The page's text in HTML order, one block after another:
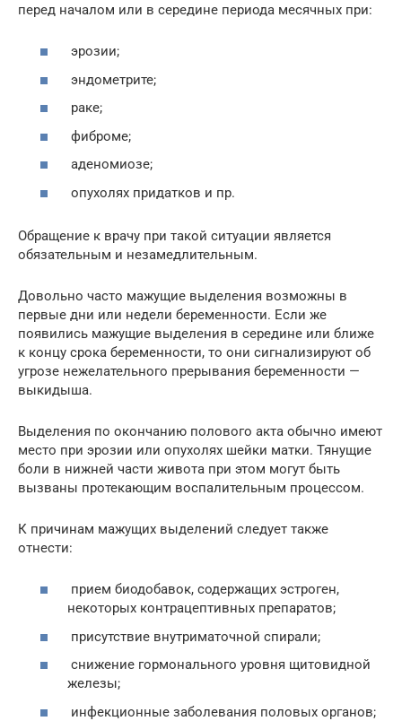
перед началом или в середине периода месячных при:
эрозии;
эндометрите;
раке;
фиброме;
аденомиозе;
опухолях придатков и пр.
Обращение к врачу при такой ситуации является
обязательным и незамедлительным.
Довольно часто мажущие выделения возможны в
первые дни или недели беременности. Если же
появились мажущие выделения в середине или ближе
к концу срока беременности, то они сигнализируют об
угрозе нежелательного прерывания беременности —
выкидыша.
Выделения по окончанию полового акта обычно имеют
место при эрозии или опухолях шейки матки. Тянущие
боли в нижней части живота при этом могут быть
вызваны протекающим воспалительным процессом.
К причинам мажущих выделений следует также
отнести:
прием биодобавок, содержащих эстроген,
некоторых контрацептивных препаратов;
присутствие внутриматочной спирали;
снижение гормонального уровня щитовидной
железы;
инфекционные заболевания половых органов;